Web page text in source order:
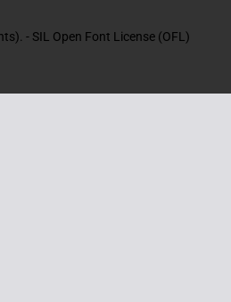
- SIL Open Font License (OFL)